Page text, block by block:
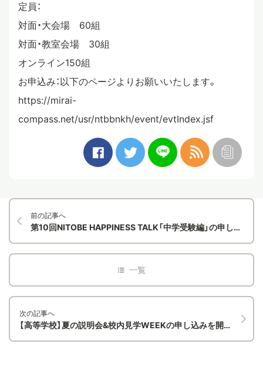
定員：
対面・大会場 60組
対面・教室会場 30組
オンライン150組
お申込み：以下のページよりお願いいたします。
https://mirai-
compass.net/usr/ntbbnkh/event/evtIndex.jsf
前の記事へ
第10回NITOBE HAPPINESS TALK「中学受験編」の申し込みがオープンしました！
次の記事へ
【高等学校】夏の説明会&校内見学WEEKの申し込みを開始しました！